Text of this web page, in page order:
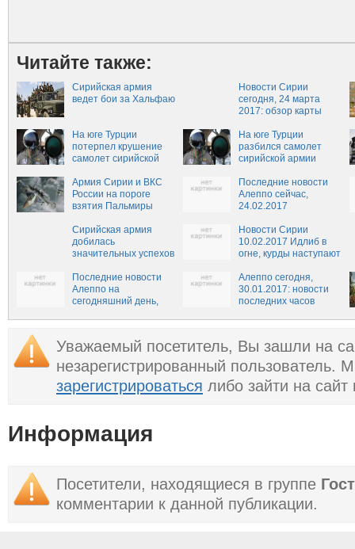
Читайте также:
Сирийская армия
ведет бои за Хальфаю
Новости Сирии
сегодня, 24 марта
2017: обзор карты
ситуация в Сирии на
сегодняшний день,
24.03.2017
На юге Турции
потерпел крушение
самолет сирийской
На юге Турции
разбился самолет
сирийской армии
Армия Сирии и ВКС
России на пороге
взятия Пальмиры
Последние новости
Алеппо сейчас,
24.02.2017
Сирийская армия
добилась
значительных успехов
Хомс
Новости Сирии
10.02.2017 Идлиб в
огне, курды наступают
Последние новости
Алеппо на
сегодняшний день,
Алеппо сегодня,
30.01.2017: новости
последних часов
Уважаемый посетитель, Вы зашли на
незарегистрированный
зарегистрироваться либо зайти на
Информация
Посетители, находящиеся в группе
комментарии к данной публикации.